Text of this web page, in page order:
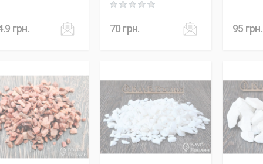
грн.
Rating: 0 out of 5
70грн. 95 грн.